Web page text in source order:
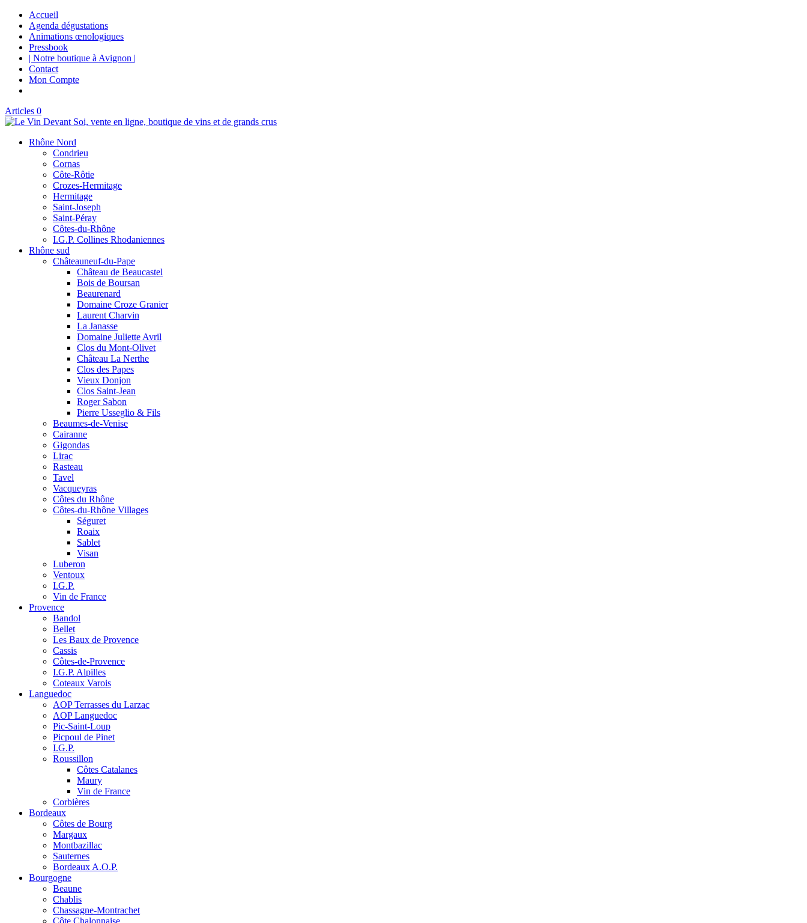
Accueil
Agenda dégustations
Animations œnologiques
Pressbook
| Notre boutique à Avignon |
Contact
Mon Compte
Articles 0
Rhône Nord
Condrieu
Cornas
Côte-Rôtie
Crozes-Hermitage
Hermitage
Saint-Joseph
Saint-Péray
Côtes-du-Rhône
I.G.P. Collines Rhodaniennes
Rhône sud
Châteauneuf-du-Pape
Château de Beaucastel
Bois de Boursan
Beaurenard
Domaine Croze Granier
Laurent Charvin
La Janasse
Domaine Juliette Avril
Clos du Mont-Olivet
Château La Nerthe
Clos des Papes
Vieux Donjon
Clos Saint-Jean
Roger Sabon
Pierre Usseglio & Fils
Beaumes-de-Venise
Cairanne
Gigondas
Lirac
Rasteau
Tavel
Vacqueyras
Côtes du Rhône
Côtes-du-Rhône Villages
Séguret
Roaix
Sablet
Visan
Luberon
Ventoux
I.G.P.
Vin de France
Provence
Bandol
Bellet
Les Baux de Provence
Cassis
Côtes-de-Provence
I.G.P. Alpilles
Coteaux Varois
Languedoc
AOP Terrasses du Larzac
AOP Languedoc
Pic-Saint-Loup
Picpoul de Pinet
I.G.P.
Roussillon
Côtes Catalanes
Maury
Vin de France
Corbières
Bordeaux
Côtes de Bourg
Margaux
Montbazillac
Sauternes
Bordeaux A.O.P.
Bourgogne
Beaune
Chablis
Chassagne-Montrachet
Côte Chalonnaise